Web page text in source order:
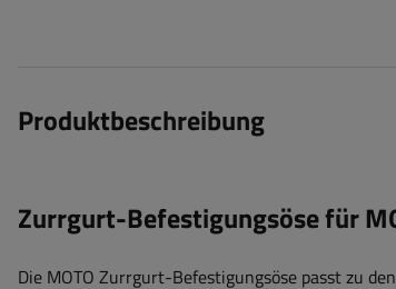
Produktbeschreibung
Zurrgurt-Befestigungsöse für
Die MOTO Zurrgurt-Befestigungsöse passt zu